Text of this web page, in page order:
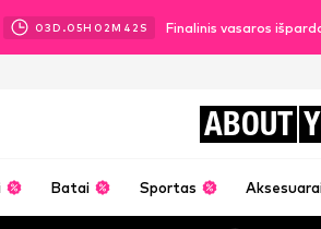
03D.05H 02M 39 S Finalinis vasaros
ABOUT
Batai Sportas